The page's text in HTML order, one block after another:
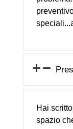
Hai
spazio